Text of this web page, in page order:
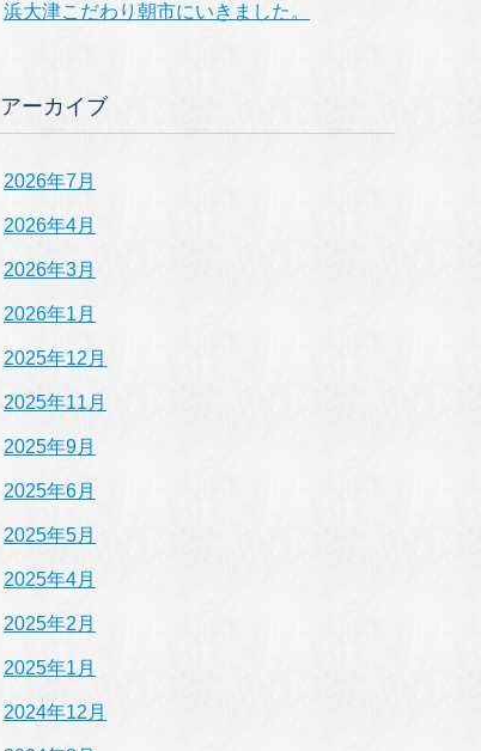
浜大津こだわり朝市にいきました。
アーカイブ
2026年7月
2026年4月
2026年3月
2026年1月
2025年12月
2025年11月
2025年9月
2025年6月
2025年5月
2025年4月
2025年2月
2025年1月
2024年12月